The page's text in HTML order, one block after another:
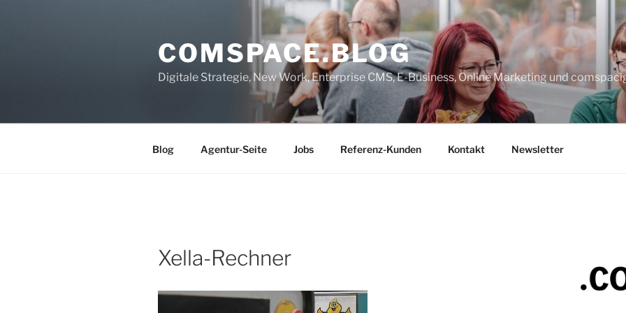
COMSPACE.BLOG
Digitale Strategie, New Work, Enterprise CMS, E-Business, Online Marketing und
Blog Agentur-Seite Jobs Referenz-Kunden Kontakt Newsletter
Xella-Rechner